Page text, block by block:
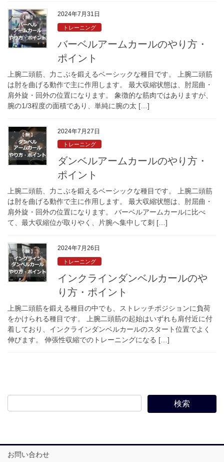
2024年7月31日
トレーニング
バーベルアームカールのやり方・
ポイント
上腕二頭筋、力こぶを鍛えるベーシックな種目です。 上腕二頭筋
は肘を曲げる動作で主に作用します。 最大収縮状態は、肘屈曲・
肩外旋・回外の位置になります。 象徴的な筋肉ではありますが、
腕の1/3程度の面積であり、単純に腕の太 […]
2024年7月27日
トレーニング
ダンベルアームカールのやり方・
ポイント
上腕二頭筋、力こぶを鍛えるベーシックな種目です。 上腕二頭筋
は肘を曲げる動作で主に作用します。 最大収縮状態は、肘屈曲・
肩外旋・回外の位置になります。 バーベルアームカールに比べ
て、最大収縮位が取りやく、片腕へ集中して刺 […]
2024年7月26日
トレーニング
インクラインダンベルカールのや
り方・ポイント
上腕二頭筋を鍛える種目の中でも、ストレッチポジションに負荷
をかけられる種目です。 上腕二頭筋の起始はいずれも肩付近に付
着しており、インクラインダンベルカールのスタート位置でよく
伸びます。 伸張性収縮でのトレーニングになる […]
お問い合わせ